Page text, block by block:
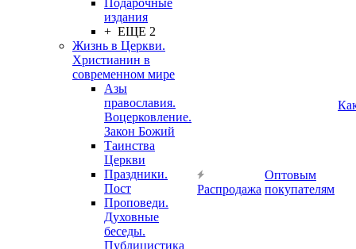
Подарочные
издания
+ ЕЩЕ 2
Жизнь в Церкви.
Христианин в
современном мире
Азы
православия.
Воцерковление.
Закон Божий
Таинства
Церкви
Праздники.
Пост
Проповеди.
Духовные
беседы.
Публицистика
Распродажа
Оптовым
покупателям